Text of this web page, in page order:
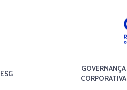
ESG
GOVERNANÇA
CORPORATIVA